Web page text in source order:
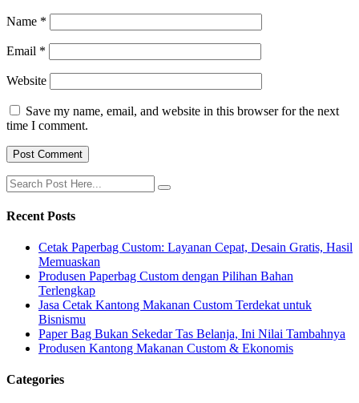
Name *
Email *
Website
Save my name, email, and website in this browser for the next
time I comment.
Recent Posts
Cetak Paperbag Custom: Layanan Cepat, Desain Gratis, Hasil
Memuaskan
Produsen Paperbag Custom dengan Pilihan Bahan
Terlengkap
Jasa Cetak Kantong Makanan Custom Terdekat untuk
Bisnismu
Paper Bag Bukan Sekedar Tas Belanja, Ini Nilai Tambahnya
Produsen Kantong Makanan Custom & Ekonomis
Categories